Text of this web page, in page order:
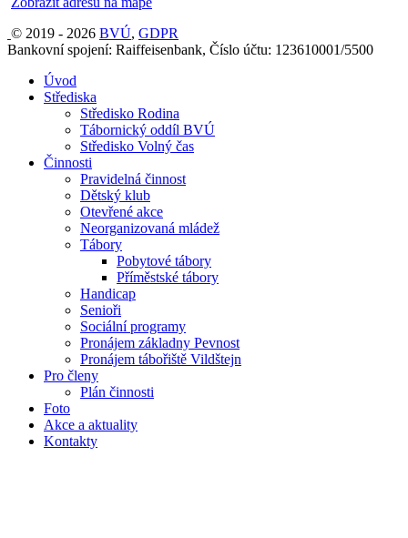
© 2019 - 2026 BVÚ, GDPR
Bankovní spojení: Raiffeisenbank, Číslo účtu: 123610001/5500
Úvod
Střediska
Středisko Rodina
Tábornický oddíl BVÚ
Středisko Volný čas
Činnosti
Pravidelná činnost
Dětský klub
Otevřené akce
Neorganizovaná mládež
Tábory
Pobytové tábory
Příměstské tábory
Handicap
Senioři
Sociální programy
Pronájem základny Pevnost
Pronájem tábořiště Vildštejn
Pro členy
Plán činnosti
Foto
Akce a aktuality
Kontakty